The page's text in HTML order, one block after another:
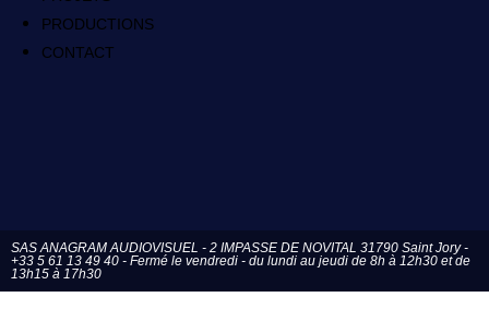
PRODUCTIONS
CONTACT
SAS ANAGRAM AUDIOVISUEL - 2 IMPASSE DE NOVITAL 31790 Saint Jory -
+33 5 61 13 49 40 - Fermé le vendredi - du lundi au jeudi de 8h à 12h30 et de
13h15 à 17h30